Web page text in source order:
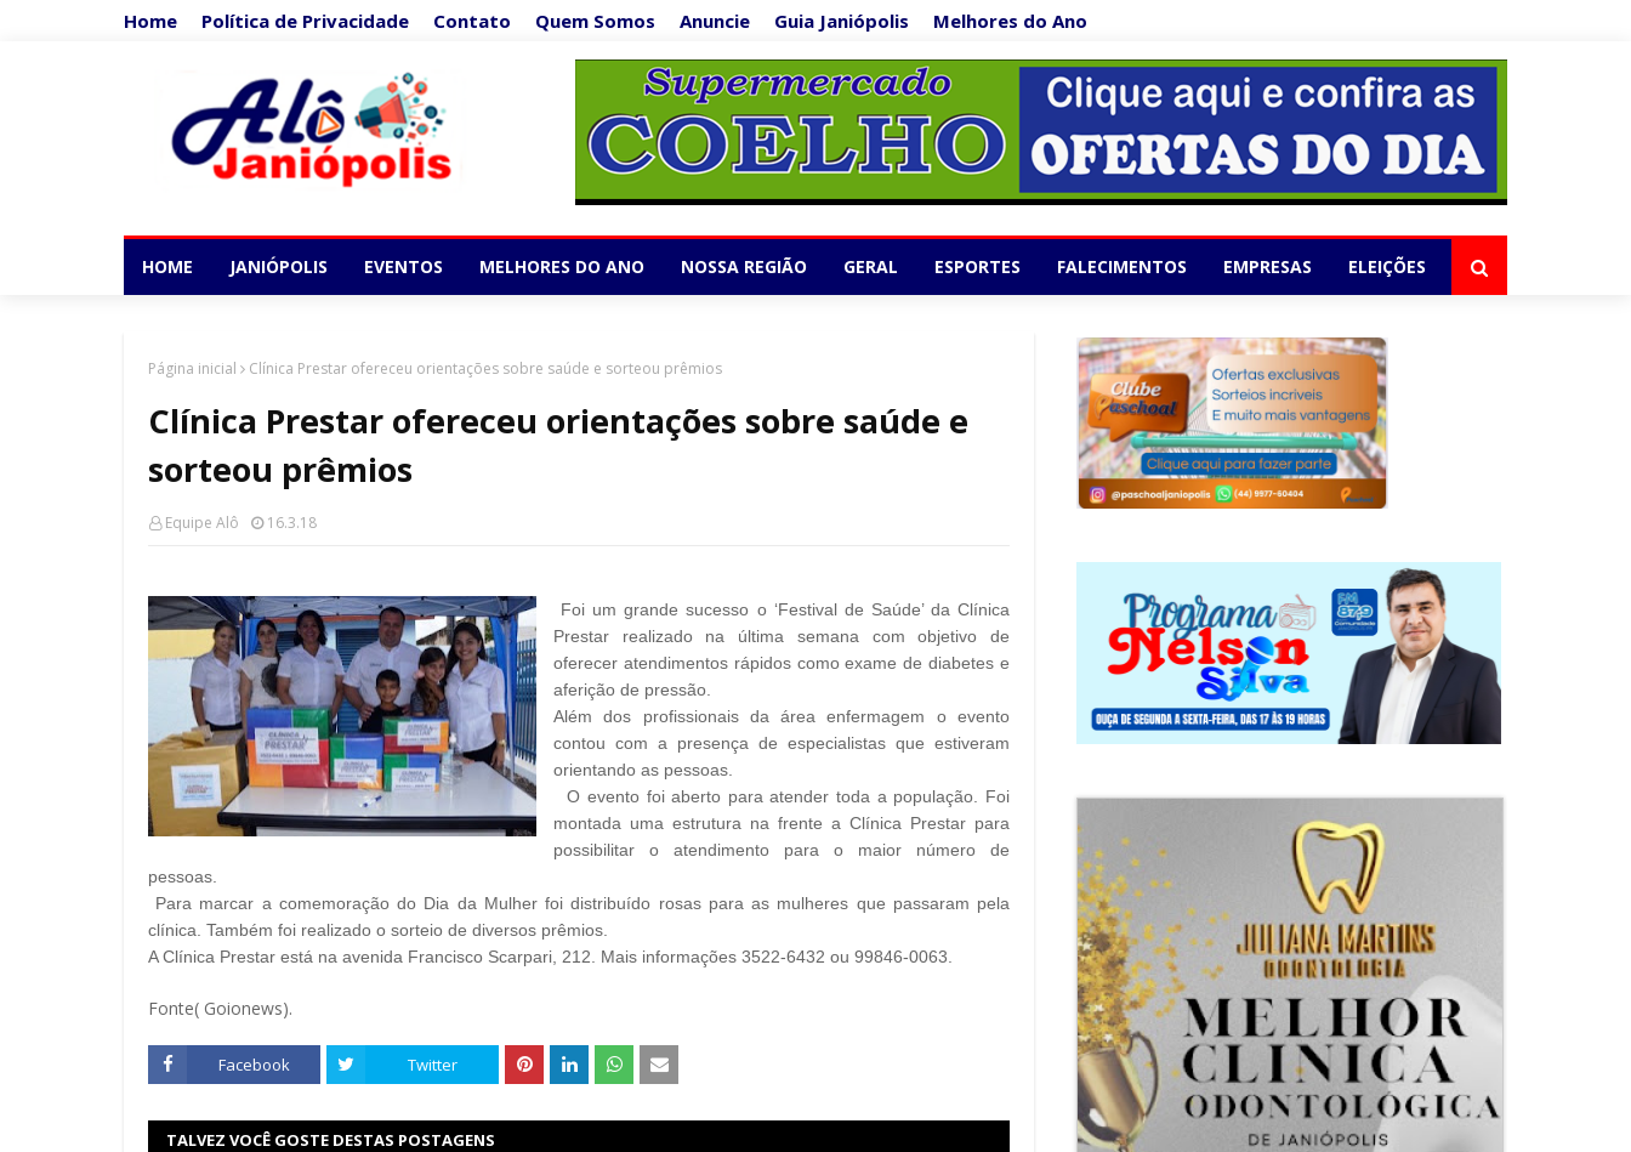
Home Política de Privacidade Contato Quem Somos Anuncie Guia Janiópolis Melhores do Ano
HOME JANIÓPOLIS EVENTOS MELHORES DO ANO NOSSA REGIÃO GERAL ESPORTES FALECIMENTOS EMPRESAS ELEIÇÕES
Página inicial Clínica Prestar ofereceu orientações sobre saúde e sorteou prêmios
Clínica Prestar ofereceu orientações sobre saúde e
sorteou prêmios
Equipe Alô 16.3.18
Foi um grande sucesso o ‘Festival de Saúde’ da Clínica
Prestar realizado na última semana com objetivo de
oferecer atendimentos rápidos como exame de diabetes e
aferição de pressão.
Além dos profissionais da área enfermagem o evento
contou com a presença de especialistas que estiveram
orientando as pessoas.
O evento foi aberto para atender toda a população. Foi
montada uma estrutura na frente a Clínica Prestar para
possibilitar o atendimento para o maior número de
pessoas.
Para marcar a comemoração do Dia da Mulher foi distribuído rosas para as mulheres que passaram pela
clínica. Também foi realizado o sorteio de diversos prêmios.
A Clínica Prestar está na avenida Francisco Scarpari, 212. Mais informações 3522-6432 ou 99846-0063.
Fonte( Goionews).
Facebook Twitter
TALVEZ VOCÊ GOSTE DESTAS POSTAGENS